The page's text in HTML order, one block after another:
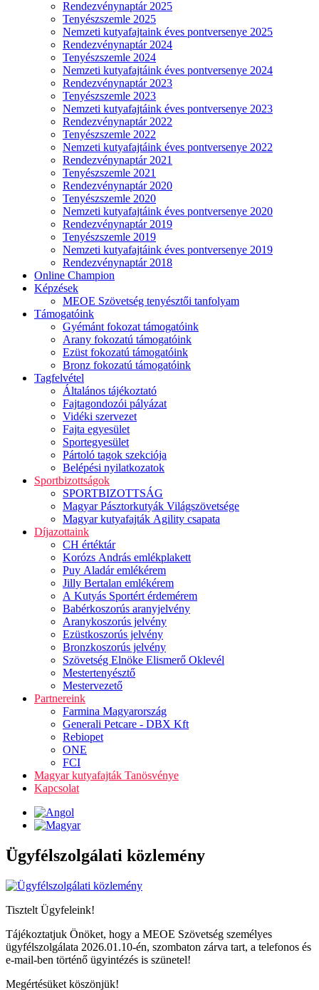
Rendezvénynaptár 2025
Tenyészszemle 2025
Nemzeti kutyafajtaink éves pontversenye 2025
Rendezvénynaptár 2024
Tenyészszemle 2024
Nemzeti kutyafajtáink éves pontversenye 2024
Rendezvénynaptár 2023
Tenyészszemle 2023
Nemzeti kutyafajtáink éves pontversenye 2023
Rendezvénynaptár 2022
Tenyészszemle 2022
Nemzeti kutyafajtáink éves pontversenye 2022
Rendezvénynaptár 2021
Tenyészszemle 2021
Rendezvénynaptár 2020
Tenyészszemle 2020
Nemzeti kutyafajtáink éves pontversenye 2020
Rendezvénynaptár 2019
Tenyészszemle 2019
Nemzeti kutyafajtáink éves pontversenye 2019
Rendezvénynaptár 2018
Online Champion
Képzések
MEOE Szövetség tenyésztői tanfolyam
Támogatóink
Gyémánt fokozat támogatóink
Arany fokozatú támogatóink
Ezüst fokozatú támogatóink
Bronz fokozatú támogatóink
Tagfelvétel
Általános tájékoztató
Fajtagondozói pályázat
Vidéki szervezet
Fajta egyesület
Sportegyesület
Pártoló tagok szekciója
Belépési nyilatkozatok
Sportbizottságok
SPORTBIZOTTSÁG
Magyar Pásztorkutyák Világszövetsége
Magyar kutyafajták Agility csapata
Díjazottaink
CH értéktár
Korózs András emlékplakett
Puy Aladár emlékérem
Jilly Bertalan emlékérem
A Kutyás Sportért érdemérem
Babérkoszorús aranyjelvény
Aranykoszorús jelvény
Ezüstkoszorús jelvény
Bronzkoszorús jelvény
Szövetség Elnöke Elismerő Oklevél
Mestertenyésztő
Mestervezető
Partnereink
Farmina Magyarország
Generali Petcare - DBX Kft
Rebiopet
ONE
FCI
Magyar kutyafajták Tanösvénye
Kapcsolat
Ügyfélszolgálati közlemény
Tisztelt Ügyfeleink!
Tájékoztatjuk Önöket, hogy a MEOE Szövetség személyes
ügyfélszolgálata 2026.01.10-én, szombaton zárva tart, a telefonos és
e-mail-ben történő ügyintézés is szünetel!
Megértésüket köszönjük!